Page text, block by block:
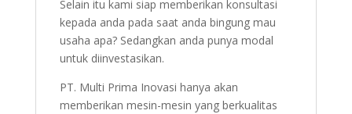
Selain itu kami siap memberikan konsultasi
kepada anda pada saat anda bingung mau
usaha apa? Sedangkan anda punya modal
untuk diinvestasikan.
PT. Multi Prima Inovasi hanya akan
memberikan mesin-mesin yang berkualitas